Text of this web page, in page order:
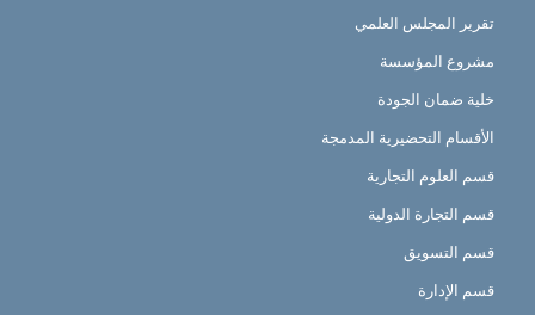
تقرير المجلس العلمي
مشروع المؤسسة
خلية ضمان الجودة
الأقسام التحضيرية المدمجة
قسم العلوم التجارية
قسم التجارة الدولية
قسم التسويق
قسم الإدارة